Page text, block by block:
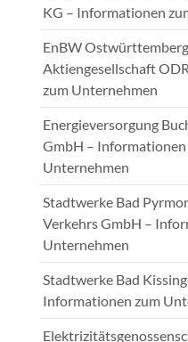
KG – Informationen
EnBW
Aktiengesellschaft
zum Unternehmen
Energieversorgung
GmbH – Informationen
Unternehmen
Stadtwerke Bad
Verkehrs GmbH –
Unternehmen
Stadtwerke Bad
Informationen zum